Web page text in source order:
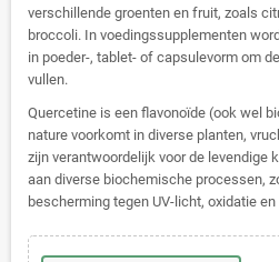
verschillende groenten en fruit, zoals
broccoli. In voedingssupplementen
in poeder-, tablet- of capsulevorm om
vullen.
Quercetine is een flavonoïde (ook wel
nature voorkomt in diverse planten,
zijn verantwoordelijk voor de levendige
aan diverse biochemische processen,
bescherming tegen UV-licht, oxidatie en